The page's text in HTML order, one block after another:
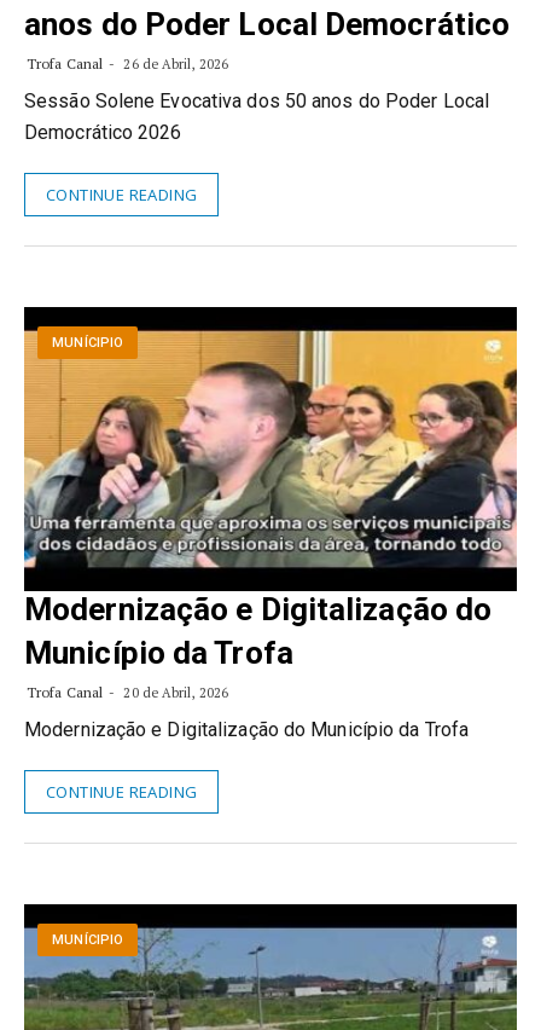
anos do Poder Local Democrático
Trofa Canal 26 de Abril, 2026
Sessão Solene Evocativa dos 50 anos do Poder Local
Democrático 2026
CONTINUE READING
MUNÍCIPIO
Modernização e Digitalização do
Município da Trofa
Trofa Canal 20 de Abril, 2026
Modernização e Digitalização do Município da Trofa
CONTINUE READING
MUNÍCIPIO